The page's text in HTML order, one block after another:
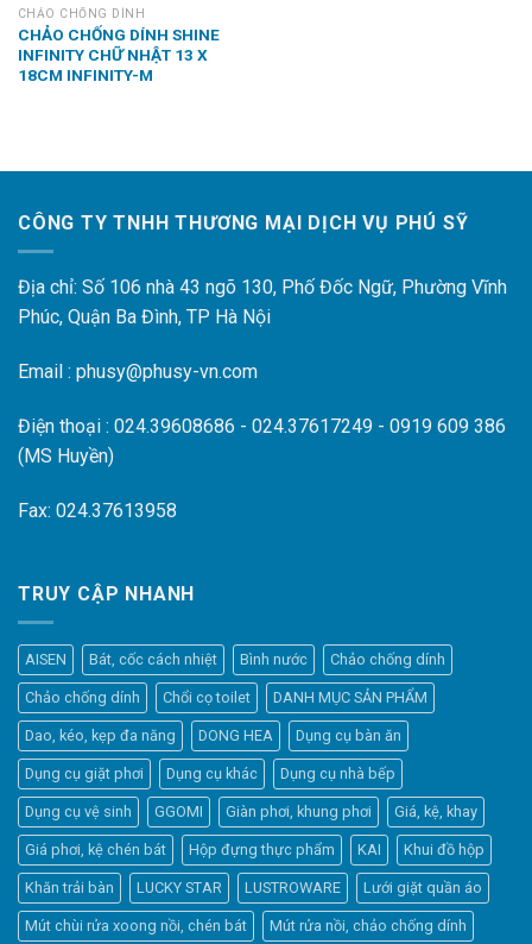
CHẢO CHỐNG DÍNH
CHẢO CHỐNG DÍNH SHINE
INFINITY CHỮ NHẬT 13 X
18CM INFINITY-M
CÔNG TY TNHH THƯƠNG MẠI DỊCH VỤ PHÚ SỸ
Địa chỉ: Số 106 nhà 43 ngõ 130, Phố Đốc Ngữ, Phường Vĩnh
Phúc, Quận Ba Đình, TP Hà Nội
Email : phusy@phusy-vn.com
Điện thoại : 024.39608686 - 024.37617249 - 0919 609 386
(MS Huyền)
Fax: 024.37613958
TRUY CẬP NHANH
AISEN Bát, cốc cách nhiệt Bình nước Chảo chống dính
Chảo chống dính Chổi cọ toilet DANH MỤC SẢN PHẨM
Dao, kéo, kẹp đa năng DONG HEA Dụng cụ bàn ăn
Dụng cụ giặt phơi Dụng cụ khác Dụng cụ nhà bếp
Dụng cụ vệ sinh GGOMI Giàn phơi, khung phơi Giá, kệ, khay
Giá phơi, kệ chén bát Hộp đựng thực phẩm KAI Khui đồ hộp
Khăn trải bàn LUCKY STAR LUSTROWARE Lưới giặt quần áo
Mút chùi rửa xoong nồi, chén bát Mút rửa nồi, chảo chống dính
Elfsight